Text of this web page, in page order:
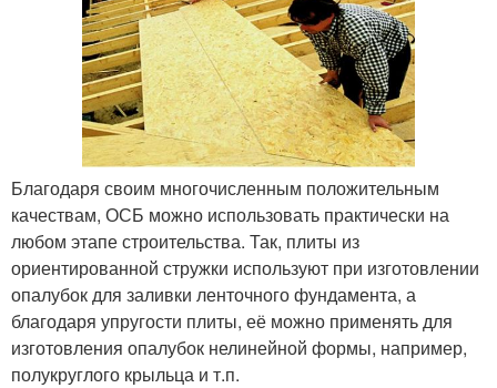
Благодаря своим многочисленным положительным
качествам, ОСБ можно использовать практически на
любом этапе строительства. Так, плиты из
ориентированной стружки используют при изготовлении
опалубок для заливки ленточного фундамента, а
благодаря упругости плиты, её можно применять для
изготовления опалубок нелинейной формы, например,
полукруглого крыльца и т.п.